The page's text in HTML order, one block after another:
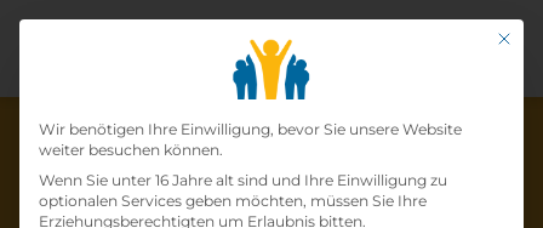
Die Lehrstelle wurde schon
Mit
Datenschutz-
Wir benötigen Ihre Einwilligung, bevor Sie unsere Website
weiter besuchen können.
Wenn Sie unter 16 Jahre alt sind und Ihre Einwilligung zu
optionalen Services geben möchten, müssen Sie Ihre
Erziehungsberechtigten um Erlaubnis bitten.